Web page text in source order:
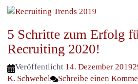
5 Schritte zum Erfolg
Recruiting 2020!
Veröffentlicht 14. Dezember 2019
K. Schwebel
Schreibe einen